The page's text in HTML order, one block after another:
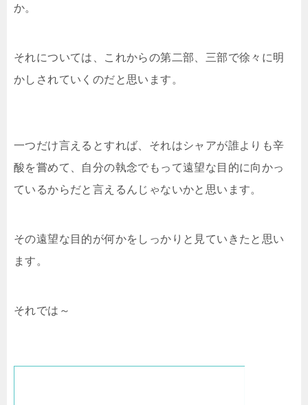
か。
それについては、これからの第二部、三部で徐々に明
かしされていくのだと思います。
一つだけ言えるとすれば、それはシャアが誰よりも辛
酸を嘗めて、自分の執念でもって遠望な目的に向かっ
ているからだと言えるんじゃないかと思います。
その遠望な目的が何かをしっかりと見ていきたと思い
ます。
それでは～